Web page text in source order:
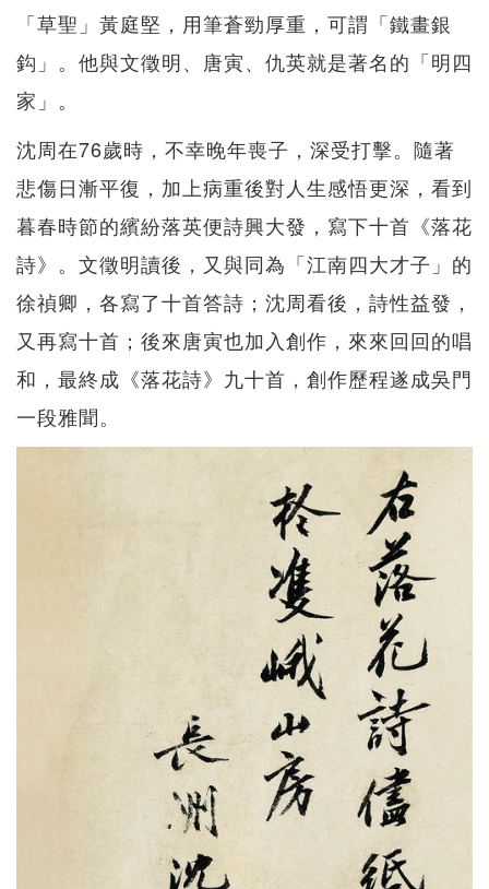
「草聖」黃庭堅，用筆蒼勁厚重，可謂「鐵畫銀
鈎」。他與文徵明、唐寅、仇英就是著名的「明四
家」。
沈周在76歲時，不幸晚年喪子，深受打擊。隨著
悲傷日漸平復，加上病重後對人生感悟更深，看到
暮春時節的繽紛落英便詩興大發，寫下十首《落花
詩》。文徵明讀後，又與同為「江南四大才子」的
徐禎卿，各寫了十首答詩；沈周看後，詩性益發，
又再寫十首；後來唐寅也加入創作，來來回回的唱
和，最終成《落花詩》九十首，創作歷程遂成吳門
一段雅聞。